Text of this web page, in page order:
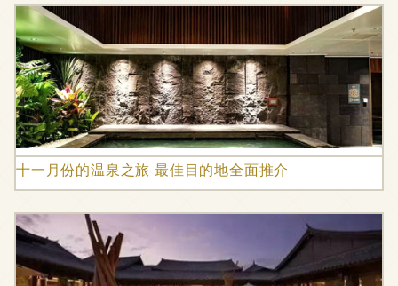
十一月份的温泉之旅 最佳目的地全面推介